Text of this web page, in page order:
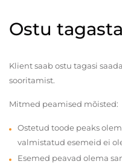
Ostu
Klient saab ostu tagasi
sooritamist.
Mitmed peamised mõisted:
Ostetud toode peaks
valmistatud esemeid ei
Esemed peavad olema